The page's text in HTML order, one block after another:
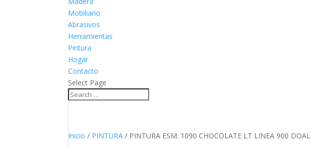
Mobiliario
Abrasivos
Herramientas
Pintura
Hogar
Contacto
Select Page
Inicio / PINTURA / PINTURA ESM. 1090 CHOCOLATE LT LINEA 900 DOAL